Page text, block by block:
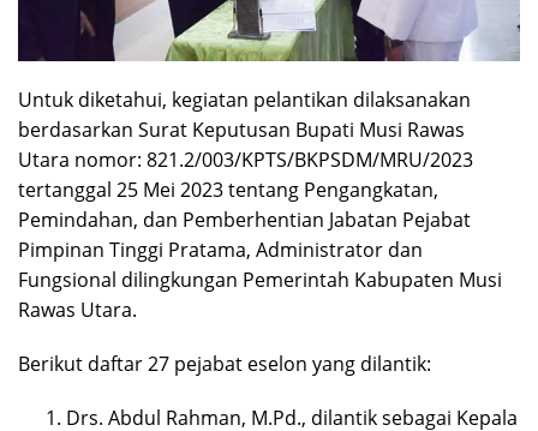
Untuk diketahui, kegiatan pelantikan dilaksanakan
berdasarkan Surat Keputusan Bupati Musi Rawas
Utara nomor: 821.2/003/KPTS/BKPSDM/MRU/2023
tertanggal 25 Mei 2023 tentang Pengangkatan,
Pemindahan, dan Pemberhentian Jabatan Pejabat
Pimpinan Tinggi Pratama, Administrator dan
Fungsional dilingkungan Pemerintah Kabupaten Musi
Rawas Utara.
Berikut daftar 27 pejabat eselon yang dilantik:
Drs. Abdul Rahman, M.Pd., dilantik sebagai Kepala